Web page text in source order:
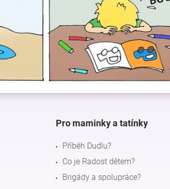
Pro maminky a tatínky
Příběh Dudlu?
Co je Radost dětem?
Brigády a spolupráce?